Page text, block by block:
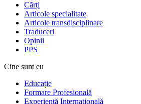
Cărți
Articole specialitate
Articole transdisciplinare
Traduceri
Opinii
PPS
Cine sunt eu
Educație
Formare Profesională
Experiență Internațională